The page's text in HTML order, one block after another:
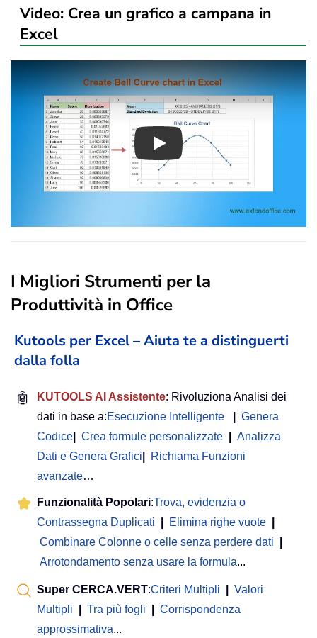
Video: Crea un grafico a campana in
Excel
Play
I Migliori Strumenti per la
Produttività in Office
Kutools per Excel – Aiuta te a distinguerti
dalla folla
🤖 KUTOOLS AI Assistente: Rivoluziona Analisi dei
dati in base a:Esecuzione Intelligente
Genera
Codice
Crea formule personalizzate
Analizza
Dati e Genera Grafici
Richiama Funzioni
avanzate…
Funzionalità Popolari:Trova, evidenzia o
Contrassegna Duplicati
Elimina righe vuote
Combinare Colonne o celle senza perdere dati
Arrotondamento senza usare la formula...
Super CERCA.VERT:Criteri Multipli
Valori
Multipli
Tra più fogli
Corrispondenza
approssimativa...